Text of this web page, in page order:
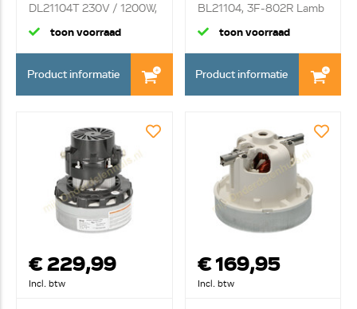
DL21104T 230V / 1200W,
2 sta...
toon voorraad
Product informatie
BL21104, 3F-802R Lamb
240V/...
toon voorraad
Product informatie
€ 229,99
Incl. btw
€ 169,95
Incl. btw